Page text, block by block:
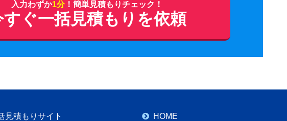
入力わずか1分！簡単見積もりチェック！
すぐ一括見積もりを依頼
HOME
見積もりサイト